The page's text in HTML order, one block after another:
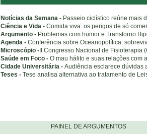
Notícias da Semana - Passeio ciclístico reúne mais
Ciência e Vida - Comida viva: os perigos de só
Argumento - Problemas com humor e Transtorno
Agenda - Conferência sobre Oceanopolítica:
Microscópio - II Congresso Nacional de Fisioterapia
Saúde em Foco - O mau hálito e suas relações com
Cidade Universitária - Audiência esclarece dúvidas
Teses - Tese analisa alternativa ao tratamento de
PAINEL DE ARGUMENTOS